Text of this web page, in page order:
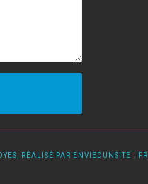
RÉALISÉ PAR ENVIEDUNSITE . FR